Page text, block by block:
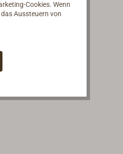
Cookies. Wenn
Aussteuern von